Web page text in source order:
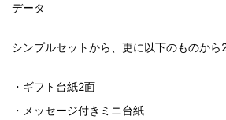
データ
シンプルセットから、更に以下のものから
・ギフト台紙2面
・メッセージ付きミニ台紙